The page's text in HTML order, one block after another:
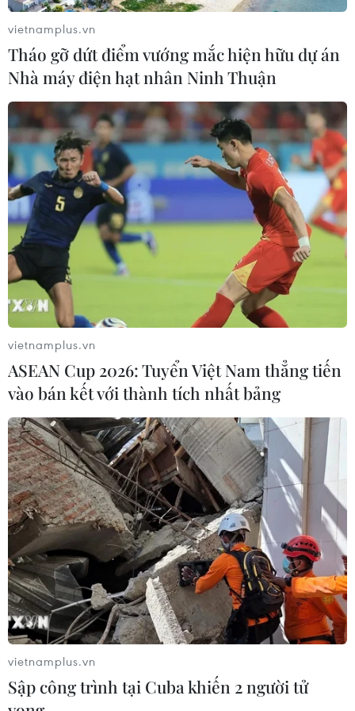
TIN CÙNG CHUYÊN MỤC
Cuộc tìm kiếm và vá lại những 'trái
vietnamplus.vn
Tháo gỡ dứt điểm vướng mắc hiện hữu dự án
Nhà máy điện hạt nhân Ninh Thuận
vietnamplus.vn
ASEAN Cup 2026: Tuyển Việt Nam thẳng tiến
vào bán kết với thành tích nhất bảng
vietnamplus.vn
Sập công trình tại Cuba khiến 2 người tử